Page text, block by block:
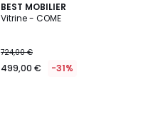
BEST MOBILIER
Vitrine - COME
724,00 €
499,00 € -31%